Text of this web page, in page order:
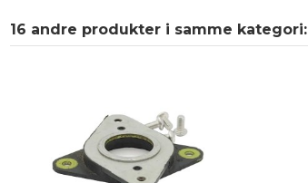
16 andre produkter i samme kategori: